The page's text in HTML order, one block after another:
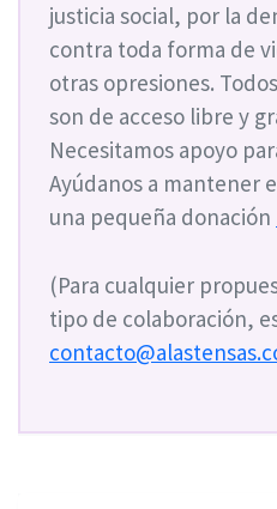
justicia social, por la
contra toda forma de
otras opresiones.
son de acceso libre y
Necesitamos apoyo
Ayúdanos a mantener
una pequeña donación
(Para cualquier
tipo de colaboración,